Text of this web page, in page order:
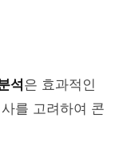
석은 효과적인
를 고려하여 콘